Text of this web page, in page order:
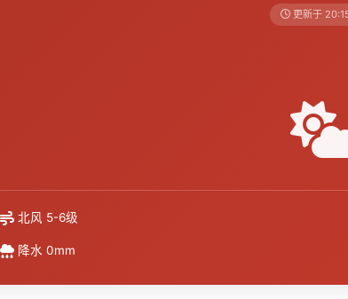
更新于
北风 5-6级
降水 0mm